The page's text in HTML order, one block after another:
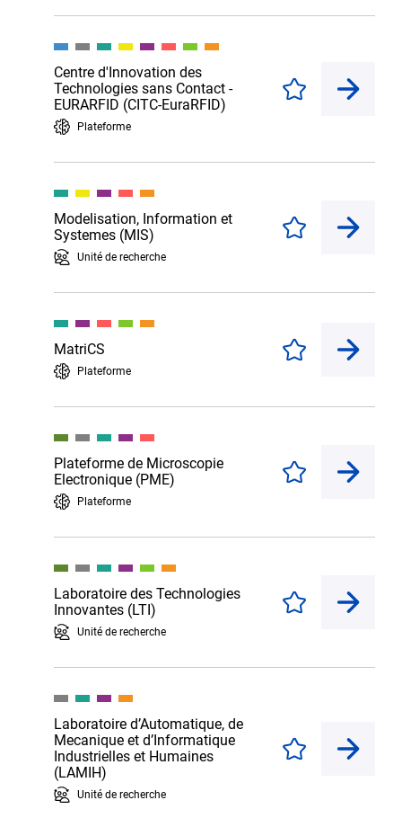
Centre d'Innovation des
Technologies sans Contact -
EURARFID (CITC-EuraRFID)
Plateforme
Enregistrer
Modelisation, Information et
Systemes (MIS)
Unité de recherche
Enregistrer
MatriCS
Plateforme
Enregistrer
Plateforme de Microscopie
Electronique (PME)
Plateforme
Enregistrer
Laboratoire des Technologies
Innovantes (LTI)
Unité de recherche
Enregistrer
Laboratoire d’Automatique, de
Mecanique et d’Informatique
Industrielles et Humaines
(LAMIH)
Unité de recherche
Enregistrer